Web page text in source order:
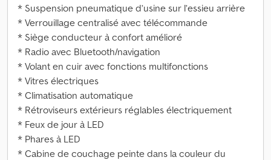
* Suspension pneumatique d’usine sur l’essieu arrière
* Verrouillage centralisé avec télécommande
* Siège conducteur à confort amélioré
* Radio avec Bluetooth/navigation
* Volant en cuir avec fonctions multifonctions
* Vitres électriques
* Climatisation automatique
* Rétroviseurs extérieurs réglables électriquement
* Feux de jour à LED
* Phares à LED
* Cabine de couchage peinte dans la couleur du